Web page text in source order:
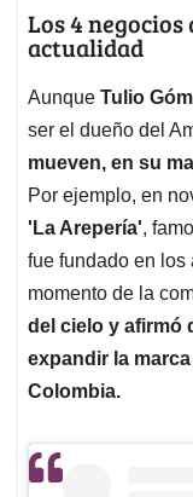
Los 4 negocios
actualidad
Aunque Tulio
ser el dueño del
mueven, en su
Por ejemplo, en
'La Arepería',
fue fundado en los
momento de la
del cielo y afirmó
expandir la
Colombia.